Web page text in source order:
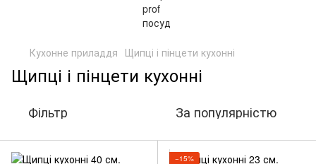
Кухонне приладдя Щипці і пінцети кухонні
Щипці і пінцети кухонні
Фільтр За популярністю
−15%